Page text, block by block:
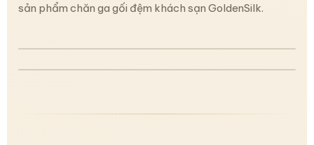
sản phẩm chăn ga gối đệm khách sạn GoldenSilk.